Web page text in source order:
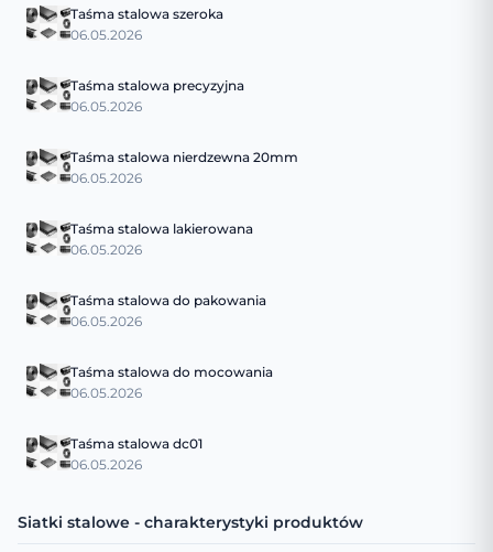
Taśma stalowa szeroka
06.05.2026
Taśma stalowa precyzyjna
06.05.2026
Taśma stalowa nierdzewna 20mm
06.05.2026
Taśma stalowa lakierowana
06.05.2026
Taśma stalowa do pakowania
06.05.2026
Taśma stalowa do mocowania
06.05.2026
Taśma stalowa dc01
06.05.2026
Siatki stalowe - charakterystyki produktów